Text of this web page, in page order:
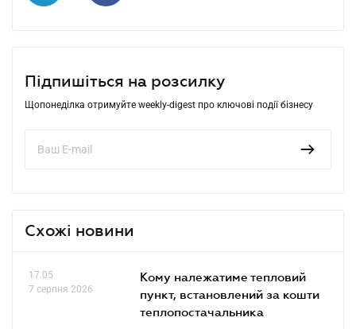
Підпишіться на розсилку
Щопонеділка отримуйте weekly-digest про ключові події бізнесу
Схожі новини
17.05
7 серпня 2026
Кому належатиме тепловий
пункт, встановлений за кошти
теплопостачальника